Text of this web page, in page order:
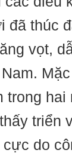
đã thúc
vọt,
trong
triển
do